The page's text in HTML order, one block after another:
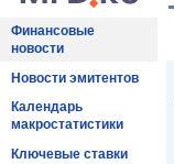
Финансовые
новости
Новости эмитентов
Календарь
макростатистики
Ключевые ставки